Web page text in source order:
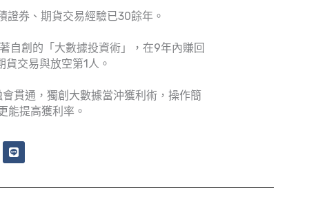
證券、期貨交易經驗已30餘年。
自創的「大數據投資術」，在9年內賺回
貨交易與放空第1人。
貫通，獨創大數據當沖獲利術，操作簡
能提高獲利率。
L
i